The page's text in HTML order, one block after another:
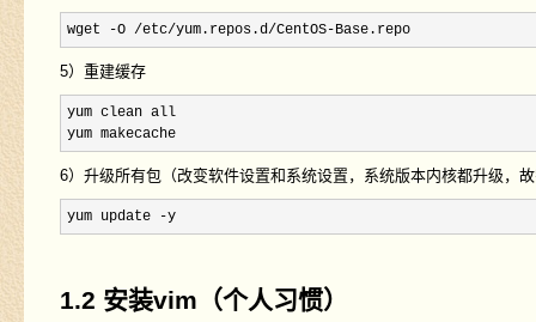
wget -O /etc/yum.repos.d/CentOS-Base.repo
5）重建缓存
yum clean all
yum makecache
6）升级所有包（改变软件设置和系统设置，系统版本内核都升级，
yum update -y
1.2 安装vim（个人习惯）